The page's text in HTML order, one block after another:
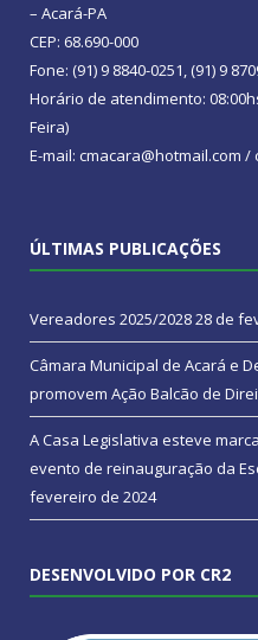
– Acará-PA
CEP: 68.690-000
Fone: (91) 9 8840-0251, (91) 9
Horário de atendimento:
Feira)
E-mail: cmacara@hotmail.com
ÚLTIMAS PUBLICAÇÕES
Vereadores 2025/202828 de
Câmara Municipal de Acará e
promovem Ação Balcão de
A Casa Legislativa esteve
evento de reinauguração da
fevereiro de 2024
DESENVOLVIDO POR CR2